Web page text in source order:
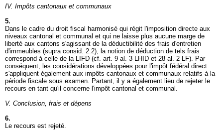
IV. Impôts cantonaux et communaux
5.
Dans le cadre du droit fiscal harmonisé qui régit l'imposition directe aux
niveaux cantonal et communal et qui ne laisse plus aucune marge de
liberté aux cantons s'agissant de la déductibilité des frais d'entretien
d'immeubles (supra consid. 2.2), la notion de déduction de tels frais
correspond à celle de la LIFD (cf. art. 9 al. 3 LHID et 28 al. 2 LF). Par
conséquent, les considérations développées pour l'impôt fédéral direct
s'appliquent également aux impôts cantonaux et communaux relatifs à la
période fiscale sous examen. Partant, il y a également lieu de rejeter le
recours en tant qu'il concerne l'impôt cantonal et communal.
V. Conclusion, frais et dépens
6.
Le recours est rejeté.